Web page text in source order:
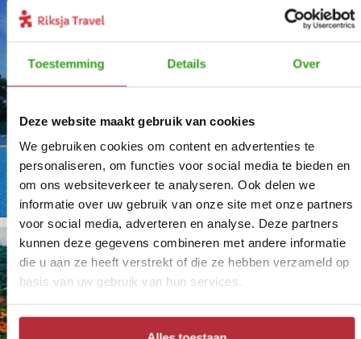
Toestemming Details Over
Deze website maakt gebruik van cookies
We gebruiken cookies om content en advertenties te
personaliseren, om functies voor social media te bieden en
om ons websiteverkeer te analyseren. Ook delen we
informatie over uw gebruik van onze site met onze partners
voor social media, adverteren en analyse. Deze partners
kunnen deze gegevens combineren met andere informatie
die u aan ze heeft verstrekt of die ze hebben verzameld op
basis van uw gebruik van hun services.